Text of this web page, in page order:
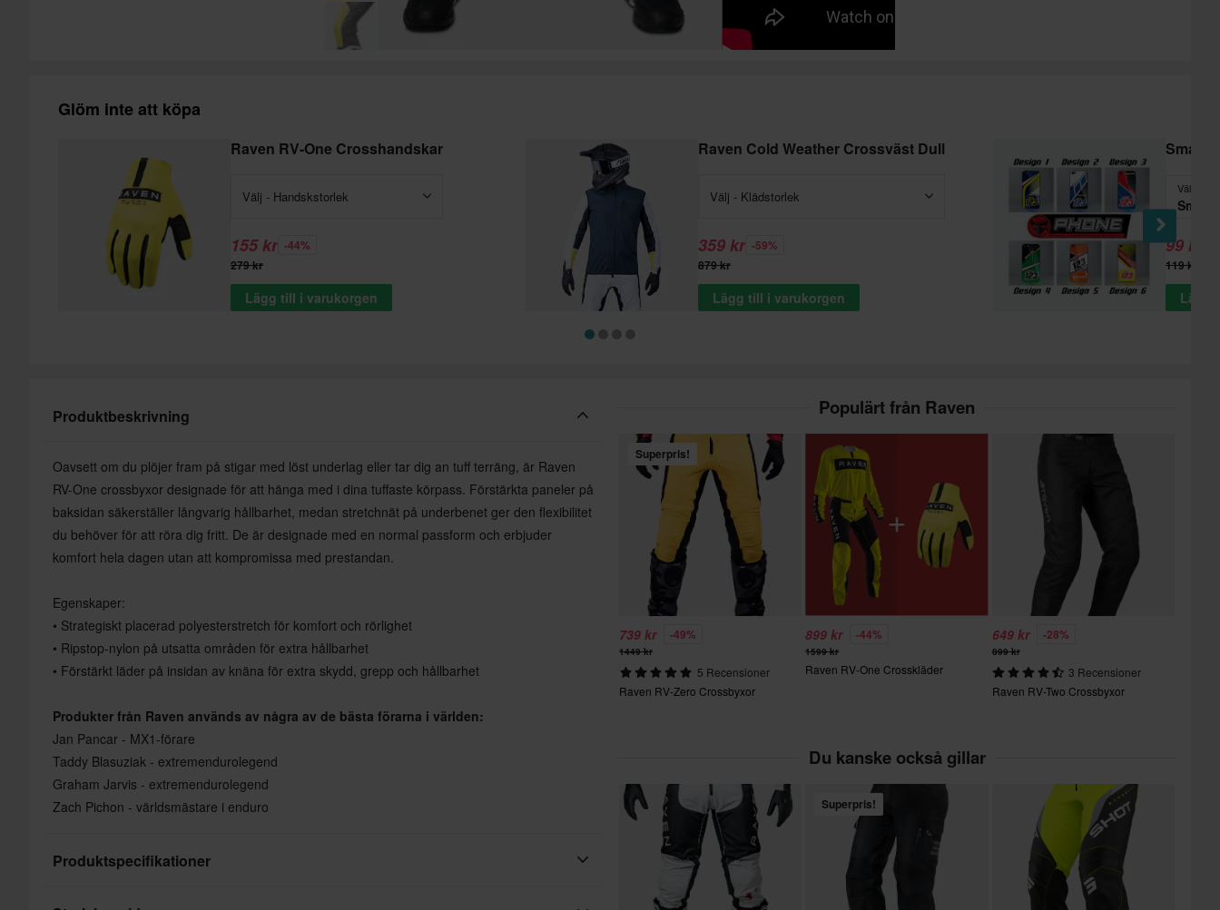
Glöm inte att köpa
Raven RV-One Crosshandskar
Välj - Handskstorlek
155 kr -44%
279 kr
Lägg till i varukorgen
Raven Cold Weather Crossväst Dull
Välj - Klädstorlek
359 kr -59%
879 kr
Lägg till i varukorgen
Välj
99 kr
119 kr
Lägg
Produktbeskrivning
Oavsett om du plöjer fram på stigar med löst underlag eller tar dig an tuff terräng, är Raven
RV-One crossbyxor designade för att hänga med i dina tuffaste körpass. Förstärkta paneler på
baksidan säkerställer långvarig hållbarhet, medan stretchnät på underbenet ger den flexibilitet
du behöver för att röra dig fritt. De är designade med en normal passform och erbjuder
komfort hela dagen utan att kompromissa med prestandan.
Egenskaper:
• Strategiskt placerad polyesterstretch för komfort och rörlighet
• Ripstop-nylon på utsatta områden för extra hållbarhet
• Förstärkt läder på insidan av knäna för extra skydd, grepp och hållbarhet
Produkter från Raven används av några av de bästa förarna i världen:
Jan Pancar - MX1-förare
Taddy Blasuziak - extremendurolegend
Graham Jarvis - extremendurolegend
Zach Pichon - världsmästare i enduro
Produktspecifikationer
Populärt från Raven
Superpris!
739 kr -49%
1449 kr
5 Recensioner
Raven RV-Zero Crossbyxor
899 kr -44%
1599 kr
Raven RV-One Crosskläder
649 kr -28%
899 kr
3 Recensioner
Raven RV-Two Crossbyxor
Du kanske också gillar
Superpris!